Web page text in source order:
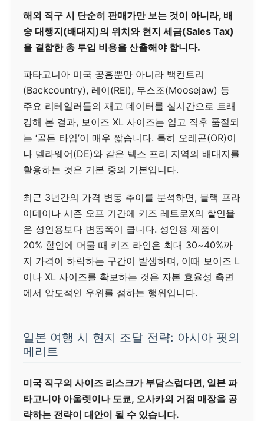
해외 직구 시 단순히 판매가만 보는 것이 아니라, 배
송 대행지(배대지)의 위치와 현지 세금(Sales Tax)
을 결합한 총 투입 비용을 산출해야 합니다.
파타고니아 미국 공홈뿐만 아니라 백컨트리
(Backcountry), 레이(REI), 무스조(Moosejaw) 등
주요 리테일러들의 재고 데이터를 실시간으로 트래
킹해 본 결과, 보이즈 XL 사이즈는 입고 직후 품절되
는 ‘골든 타임’이 매우 짧습니다. 특히 오레곤(OR)이
나 델라웨어(DE)와 같은 텍스 프리 지역의 배대지를
활용하는 것은 기본 중의 기본입니다.
최근 3년간의 가격 변동 추이를 분석하면, 블랙 프라
이데이나 시즌 오프 기간에 키즈 레트로X의 할인율
은 성인용보다 변동폭이 큽니다. 성인용 제품이
20% 할인에 머물 때 키즈 라인은 최대 30~40%까
지 가격이 하락하는 구간이 발생하며, 이때 보이즈 L
이나 XL 사이즈를 확보하는 것은 자본 효율성 측면
에서 압도적인 우위를 점하는 행위입니다.
일본 여행 시 현지 조달 전략: 아시아 핏의
메리트
미국 직구의 사이즈 리스크가 부담스럽다면, 일본 파
타고니아 아울렛이나 도쿄, 오사카의 거점 매장을 공
략하는 전략이 대안이 될 수 있습니다.